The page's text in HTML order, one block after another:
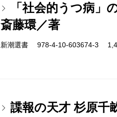
「社会的うつ病
斎藤環／著
新潮選書 978-4-10-603674-3
諜報の天才 杉原千